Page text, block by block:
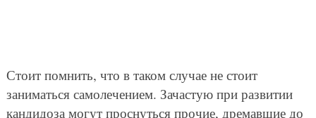
Стоит помнить, что в таком случае не стоит
заниматься самолечением. Зачастую при развитии
кандидоза могут проснуться прочие, дремавшие до